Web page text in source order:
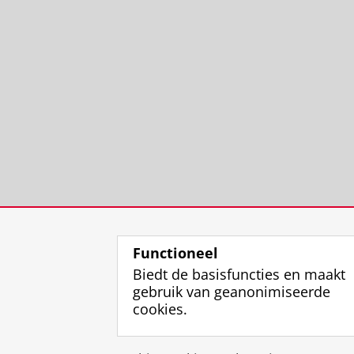
Functioneel
Biedt de basisfuncties en maakt
gebruik van geanonimiseerde
cookies.